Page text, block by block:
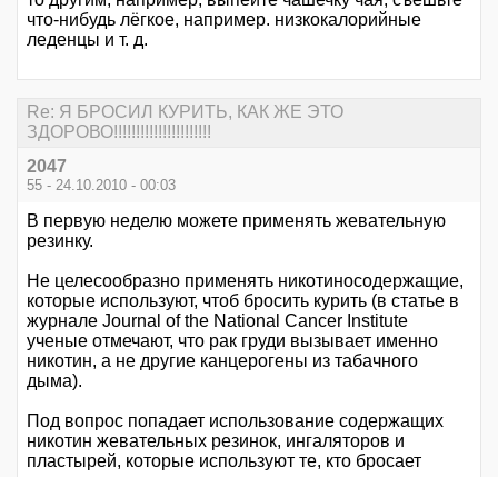
что-нибудь лёгкое, например. низкокалорийные
леденцы и т. д.
Re: Я БРОСИЛ КУРИТЬ, КАК ЖЕ ЭТО
ЗДОРОВО!!!!!!!!!!!!!!!!!!!!!!
2047
55 - 24.10.2010 - 00:03
В первую неделю можете применять жевательную
резинку.
Не целесообразно применять никотиносодержащие,
которые используют, чтоб бросить курить (в статье в
журнале Journal of the National Cancer Institute
ученые отмечают, что рак груди вызывает именно
никотин, а не другие канцерогены из табачного
дыма).
Под вопрос попадает использование содержащих
никотин жевательных резинок, ингаляторов и
пластырей, которые используют те, кто бросает